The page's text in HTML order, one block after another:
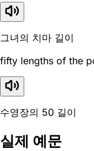
그녀의 치마 길이
fifty lengths of the
수영장의 50 길이
실제 예문